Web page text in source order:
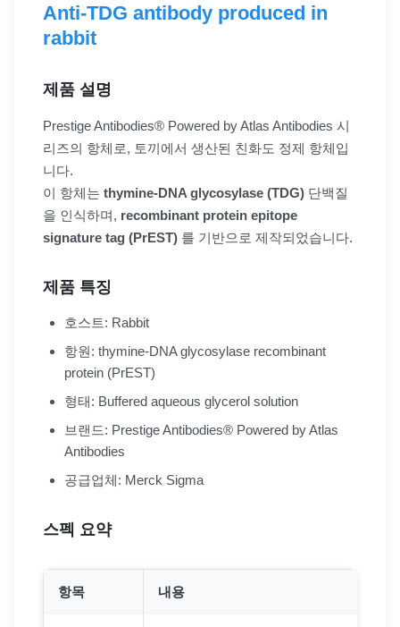
Anti-TDG antibody produced in
rabbit
제품 설명
Prestige Antibodies® Powered by Atlas Antibodies 시
리즈의 항체로, 토끼에서 생산된 친화도 정제 항체입
니다.
이 항체는 thymine-DNA glycosylase (TDG) 단백질
을 인식하며, recombinant protein epitope
signature tag (PrEST) 를 기반으로 제작되었습니다.
제품 특징
호스트: Rabbit
항원: thymine-DNA glycosylase recombinant
protein (PrEST)
형태: Buffered aqueous glycerol solution
브랜드: Prestige Antibodies® Powered by Atlas
Antibodies
공급업체: Merck Sigma
스펙 요약
항목 내용